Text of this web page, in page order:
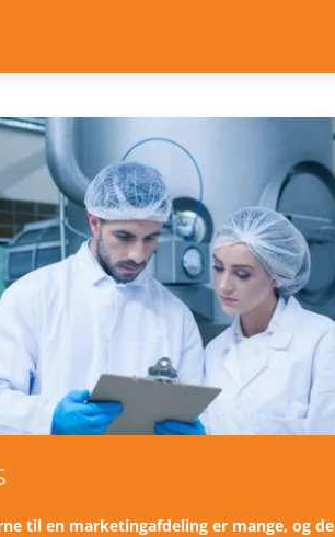
til en marketingafdeling er mange, og de